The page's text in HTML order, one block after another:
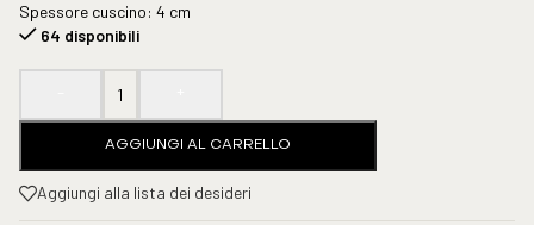
Spessore cuscino: 4 cm
64 disponibili
AGGIUNGI AL CARRELLO
Aggiungi alla lista dei desideri